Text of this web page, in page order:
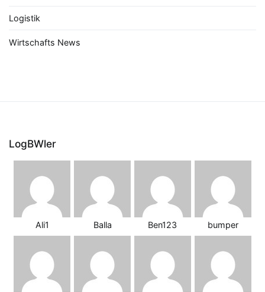
Logistik
Wirtschafts News
LogBWler
Ali1 Balla Ben123 bumper